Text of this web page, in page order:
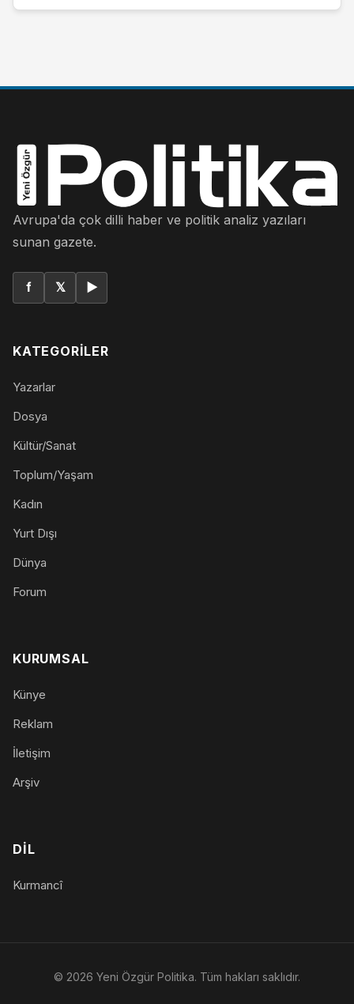
Avrupa'da çok dilli haber ve politik analiz yazıları
sunan gazete.
f 𝕏 ▶
KATEGORILER
Yazarlar
Dosya
Kültür/Sanat
Toplum/Yaşam
Kadın
Yurt Dışı
Dünya
Forum
KURUMSAL
Künye
Reklam
İletişim
Arşiv
DIL
Kurmancî
© 2026 Yeni Özgür Politika. Tüm hakları saklıdır.